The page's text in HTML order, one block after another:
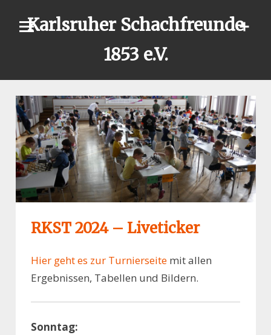
Karlsruher Schachfreunde
1853 e.V.
RKST 2024 – Liveticker
Hier geht es zur Turnierseite mit allen
Ergebnissen, Tabellen und Bildern.
Sonntag: